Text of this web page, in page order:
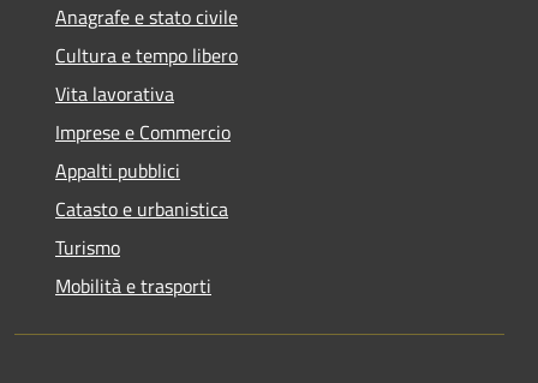
Anagrafe e stato civile
Cultura e tempo libero
Vita lavorativa
Imprese e Commercio
Appalti pubblici
Catasto e urbanistica
Turismo
Mobilità e trasporti